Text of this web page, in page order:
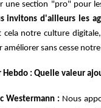
une section "pro" pour
invitons d'ailleurs les
cela notre culture
améliorer sans cesse
Hebdo : Quelle valeur
Westermann : Nous